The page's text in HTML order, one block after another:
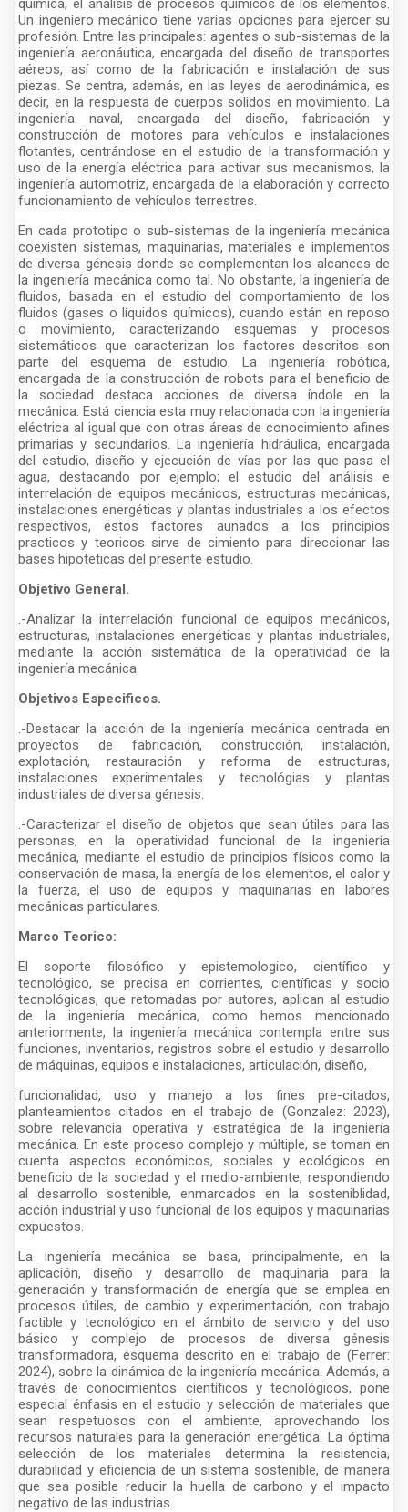
Un ingeniero mecánico tiene varias opciones para ejercer su
profesión. Entre las principales: agentes o sub-sistemas de la
ingeniería aeronáutica, encargada del diseño de transportes
aéreos, así como de la fabricación e instalación de sus
piezas. Se centra, además, en las leyes de aerodinámica, es
decir, en la respuesta de cuerpos sólidos en movimiento. La
ingeniería naval, encargada del diseño, fabricación y
construcción de motores para vehículos e instalaciones
flotantes, centrándose en el estudio de la transformación y
uso de la energía eléctrica para activar sus mecanismos, la
ingeniería automotriz, encargada de la elaboración y correcto
funcionamiento de vehículos terrestres.
En cada prototipo o sub-sistemas de la ingeniería mecánica
coexisten sistemas, maquinarias, materiales e implementos
de diversa génesis donde se complementan los alcances de
la ingeniería mecánica como tal. No obstante, la ingeniería de
fluidos, basada en el estudio del comportamiento de los
fluidos (gases o líquidos químicos), cuando están en reposo
o movimiento, caracterizando esquemas y procesos
sistemáticos que caracterizan los factores descritos son
parte del esquema de estudio. La ingeniería robótica,
encargada de la construcción de robots para el beneficio de
la sociedad destaca acciones de diversa índole en la
mecánica. Está ciencia esta muy relacionada con la ingeniería
eléctrica al igual que con otras áreas de conocimiento afines
primarias y secundarios. La ingeniería hidráulica, encargada
del estudio, diseño y ejecución de vías por las que pasa el
agua, destacando por ejemplo; el estudio del análisis e
interrelación de equipos mecánicos, estructuras mecánicas,
instalaciones energéticas y plantas industriales a los efectos
respectivos, estos factores aunados a los principios
practicos y teoricos sirve de cimiento para direccionar las
bases hipoteticas del presente estudio.
Objetivo General.
.-Analizar la interrelación funcional de equipos mecánicos,
estructuras, instalaciones energéticas y plantas industriales,
mediante la acción sistemática de la operatividad de la
ingeniería mecánica.
Objetivos Especificos.
.-Destacar la acción de la ingeniería mecánica centrada en
proyectos de fabricación, construcción, instalación,
explotación, restauración y reforma de estructuras,
instalaciones experimentales y tecnológias y plantas
industriales de diversa génesis.
.-Caracterizar el diseño de objetos que sean útiles para las
personas, en la operatividad funcional de la ingeniería
mecánica, mediante el estudio de principios físicos como la
conservación de masa, la energía de los elementos, el calor y
la fuerza, el uso de equipos y maquinarias en labores
mecánicas particulares.
Marco Teorico:
El soporte filosófico y epistemologico, científico y
tecnológico, se precisa en corrientes, científicas y socio
tecnológicas, que retomadas por autores, aplican al estudio
de la ingeniería mecánica, como hemos mencionado
anteriormente, la ingeniería mecánica contempla entre sus
funciones, inventarios, registros sobre el estudio y desarrollo
de máquinas, equipos e instalaciones, articulación, diseño,
funcionalidad, uso y manejo a los fines pre-citados,
planteamientos citados en el trabajo de (Gonzalez: 2023),
sobre relevancia operativa y estratégica de la ingeniería
mecánica. En este proceso complejo y múltiple, se toman en
cuenta aspectos económicos, sociales y ecológicos en
beneficio de la sociedad y el medio-ambiente, respondiendo
al desarrollo sostenible, enmarcados en la sosteniblidad,
acción industrial y uso funcional de los equipos y maquinarias
expuestos.
La ingeniería mecánica se basa, principalmente, en la
aplicación, diseño y desarrollo de maquinaria para la
generación y transformación de energía que se emplea en
procesos útiles, de cambio y experimentación, con trabajo
factible y tecnológico en el ámbito de servicio y del uso
básico y complejo de procesos de diversa génesis
transformadora, esquema descrito en el trabajo de (Ferrer:
2024), sobre la dinámica de la ingeniería mecánica. Además, a
través de conocimientos científicos y tecnológicos, pone
especial énfasis en el estudio y selección de materiales que
sean respetuosos con el ambiente, aprovechando los
recursos naturales para la generación energética. La óptima
selección de los materiales determina la resistencia,
durabilidad y eficiencia de un sistema sostenible, de manera
que sea posible reducir la huella de carbono y el impacto
negativo de las industrias.